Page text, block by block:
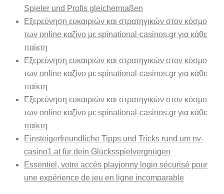
Spieler und Profis gleichermaßen
Εξερεύνηση ευκαιριών και στρατηγικών στον κόσμο
των online καζίνο με spinational-casinos.gr για κάθε
παίκτη
Εξερεύνηση ευκαιριών και στρατηγικών στον κόσμο
των online καζίνο με spinational-casinos.gr για κάθε
παίκτη
Εξερεύνηση ευκαιριών και στρατηγικών στον κόσμο
των online καζίνο με spinational-casinos.gr για κάθε
παίκτη
Einsteigerfreundliche Tipps und Tricks rund um nv-
casino1.at für dein Glücksspielvergnügen
Essentiel, votre accès playjonny login sécurisé pour
une expérience de jeu en ligne incomparable